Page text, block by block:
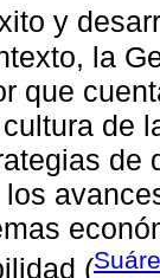
y
la
que
de
de
(